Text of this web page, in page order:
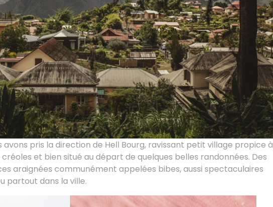
avons pris la direction de Hell Bourg, ravissant petit village propice à
et bien situé au départ de quelques belles randonnées. Des
araignées communément appelées bibes, aussi spectaculaires
partout dans la ville.